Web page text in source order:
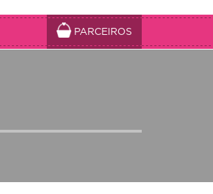
PARCEIROS